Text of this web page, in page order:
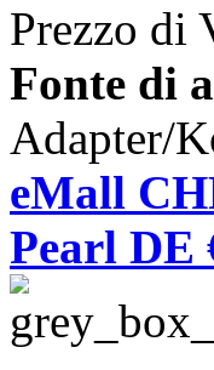
Prezzo di
Fonte di
Adapter/
eMall
Pearl DE